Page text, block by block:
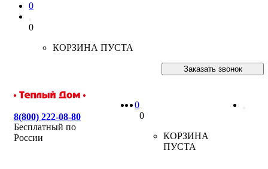
0
0
КОРЗИНА ПУСТА
Заказать звонок
8(800) 222-08-80
Бесплатный по
России
0
0
КОРЗИНА
ПУСТА